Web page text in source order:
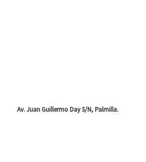
Av. Juan Guillermo Day S/N, Palmilla.